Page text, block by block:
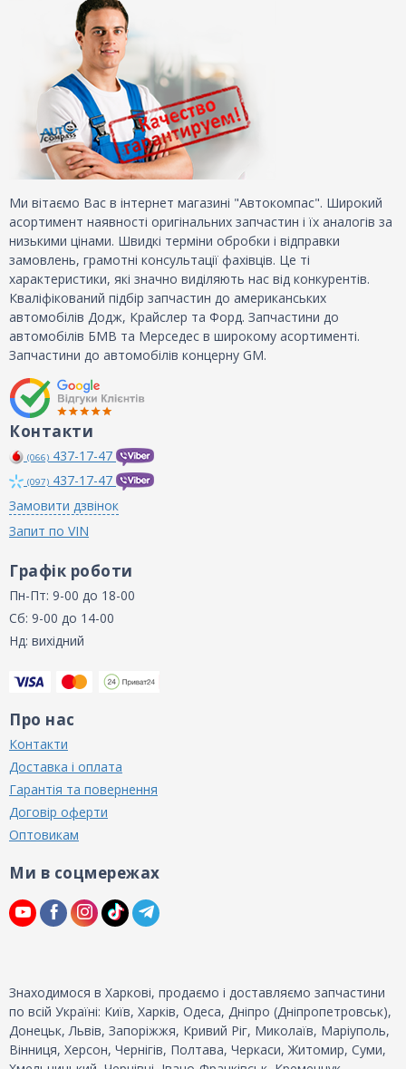
Ми вітаємо Вас в інтернет магазині "Автокомпас". Широкий
асортимент наявності оригінальних запчастин і їх аналогів за
низькими цінами. Швидкі терміни обробки і відправки
замовлень, грамотні консультації фахівців. Це ті
характеристики, які значно виділяють нас від конкурентів.
Кваліфікований підбір запчастин до американських
автомобілів Додж, Крайслер та Форд. Запчастини до
автомобілів БМВ та Мерседес в широкому асортименті.
Запчастини до автомобілів концерну GM.
Контакти
(066) 437-17-47
(097) 437-17-47
Замовити дзвінок
Запит по VIN
Графік роботи
Пн-Пт: 9-00 до 18-00
Сб: 9-00 до 14-00
Нд: вихідний
Про нас
Контакти
Доставка і оплата
Гарантія та повернення
Договір оферти
Оптовикам
Ми в соцмережах
Знаходимося в Харкові, продаємо і доставляємо запчастини
по всій Україні: Київ, Харків, Одеса, Дніпро (Дніпропетровськ),
Донецьк, Львів, Запоріжжя, Кривий Ріг, Миколаїв, Маріуполь,
Вінниця, Херсон, Чернігів, Полтава, Черкаси, Житомир, Суми,